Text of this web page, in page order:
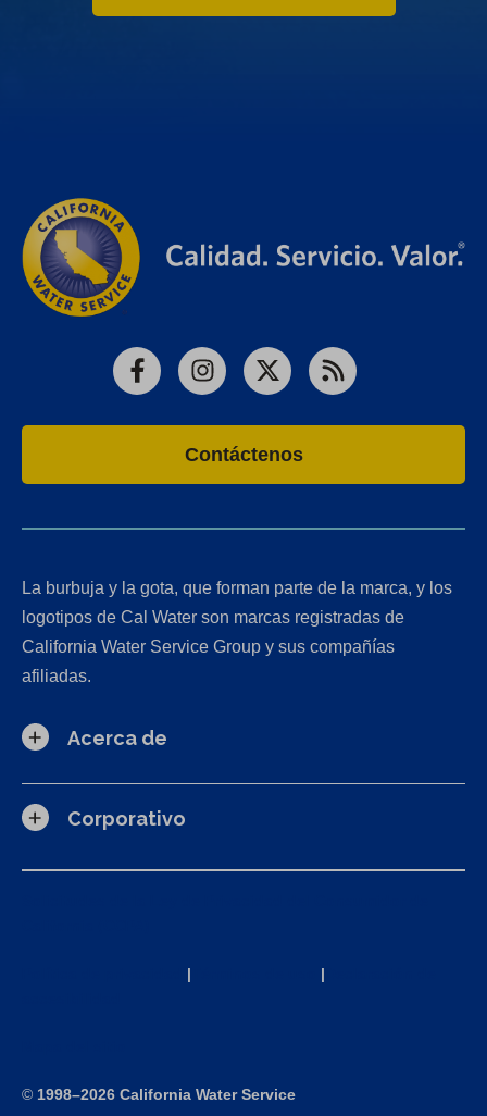
FacebookInstagram
X RSS
Contáctenos
La burbuja y la gota, que forman parte de la marca, y los
logotipos de Cal Water son marcas registradas de
California Water Service Group y sus compañías
afiliadas.
Acerca de
Corporativo
| |
© 1998–2026 California Water Service